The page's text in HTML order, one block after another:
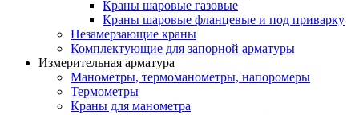
Краны шаровые газовые
Краны шаровые фланцевые и под приварку
Незамерзающие краны
Комплектующие для запорной арматуры
Измерительная арматура
Манометры, термоманометры, напоромеры
Термометры
Краны для манометра